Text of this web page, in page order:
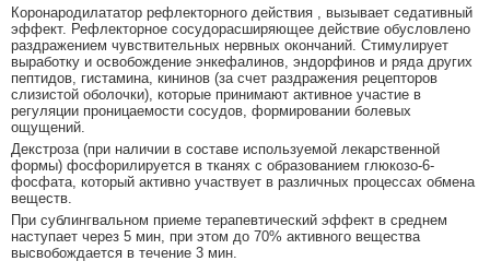
Коронародилататор рефлекторного действия , вызывает седативный
эффект. Рефлекторное сосудорасширяющее действие обусловлено
раздражением чувствительных нервных окончаний. Стимулирует
выработку и освобождение энкефалинов, эндорфинов и ряда других
пептидов, гистамина, кининов (за счет раздражения рецепторов
слизистой оболочки), которые принимают активное участие в
регуляции проницаемости сосудов, формировании болевых
ощущений.
Декстроза (при наличии в составе используемой лекарственной
формы) фосфорилируется в тканях с образованием глюкозо-6-
фосфата, который активно участвует в различных процессах обмена
веществ.
При сублингвальном приеме терапевтический эффект в среднем
наступает через 5 мин, при этом до 70% активного вещества
высвобождается в течение 3 мин.